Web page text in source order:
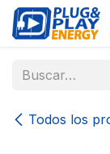
Ir al contenido
Todos los